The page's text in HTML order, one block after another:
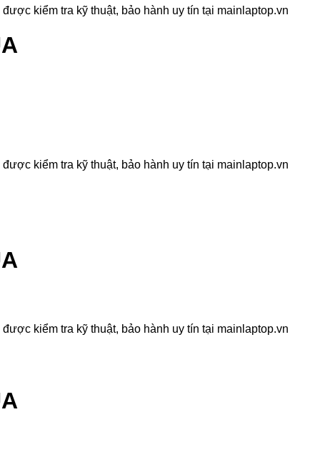
kiểm tra kỹ thuật, bảo hành uy tín tại mainlaptop.vn
kiểm tra kỹ thuật, bảo hành uy tín tại mainlaptop.vn
kiểm tra kỹ thuật, bảo hành uy tín tại mainlaptop.vn